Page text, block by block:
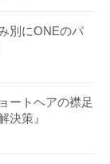
別にONEのパ
ートヘアの襟足
決策』